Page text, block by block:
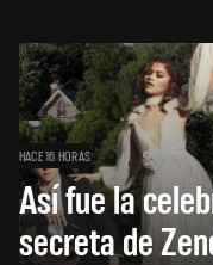
HACE 16 HORAS
Así fue la
secreta de